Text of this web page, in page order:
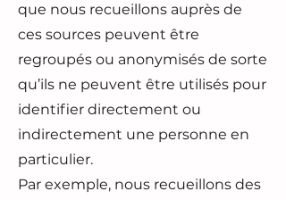
que nous recueillons auprès de
ces sources peuvent être
regroupés ou anonymisés de sorte
qu’ils ne peuvent être utilisés pour
identifier directement ou
indirectement une personne en
particulier.
Par exemple, nous recueillons des